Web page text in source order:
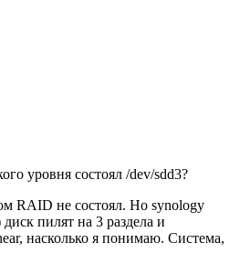
уровня состоял /dev/sdd3?
RAID не состоял. Но synology
пилят на 3 раздела и
насколько я понимаю. Система,